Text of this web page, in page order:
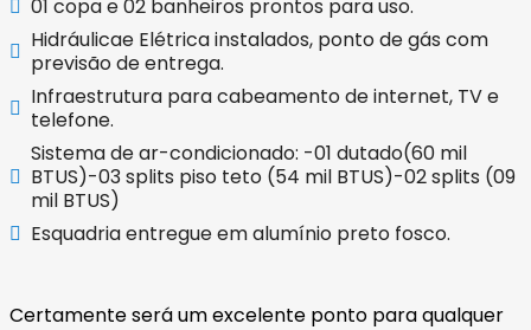
01 copa e 02 banheiros prontos para uso.
Hidráulicae Elétrica instalados, ponto de gás com
previsão de entrega.
Infraestrutura para cabeamento de internet, TV e
telefone.
Sistema de ar-condicionado: -01 dutado(60 mil
BTUS)-03 splits piso teto (54 mil BTUS)-02 splits (09
mil BTUS)
Esquadria entregue em alumínio preto fosco.
Certamente será um excelente ponto para qualquer